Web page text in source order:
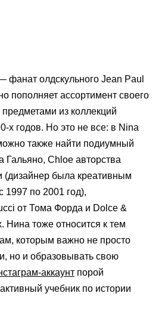
олдскульного Jean Paul
пополняет ассортимент своего
из коллекций
х годов. Но это не все: в Nina
также найти подиумный
Chloe авторства
(дизайнер была креативным
1997 по 2001 год),
от Тома Форда и Dolce &
Нина тоже относится к тем
которым важно не просто
но и образовывать свою
аккаунт порой
учебник по истории